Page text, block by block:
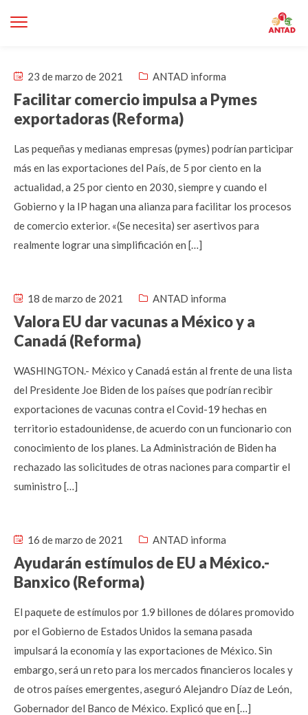
23 de marzo de 2021 ANTAD informa
Facilitar comercio impulsa a Pymes
exportadoras (Reforma)
Las pequeñas y medianas empresas (pymes) podrían participar
más en las exportaciones del País, de 5 por ciento en la
actualidad, a 25 por ciento en 2030, siempre y cuando el
Gobierno y la IP hagan una alianza para facilitar los procesos
de comercio exterior. «(Se necesita) ser asertivos para
realmente lograr una simplificación en […]
18 de marzo de 2021 ANTAD informa
Valora EU dar vacunas a México y a
Canadá (Reforma)
WASHINGTON.- México y Canadá están al frente de una lista
del Presidente Joe Biden de los países que podrían recibir
exportaciones de vacunas contra el Covid-19 hechas en
territorio estadounidense, de acuerdo con un funcionario con
conocimiento de los planes. La Administración de Biden ha
rechazado las solicitudes de otras naciones para compartir el
suministro […]
16 de marzo de 2021 ANTAD informa
Ayudarán estímulos de EU a México.-
Banxico (Reforma)
El paquete de estímulos por 1.9 billones de dólares promovido
por el Gobierno de Estados Unidos la semana pasada
impulsará la economía y las exportaciones de México. Sin
embargo, será un reto para los mercados financieros locales y
de otros países emergentes, aseguró Alejandro Díaz de León,
Gobernador del Banco de México. Explicó que en […]